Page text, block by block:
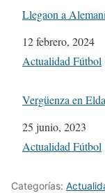
Llegaon a
Fecha
12 febrero, 2024
Respecto a
Actualidad Fútbol
Vergüenza en
Fecha
25 junio, 2023
Respecto a
Actualidad Fútbol
Categorías: